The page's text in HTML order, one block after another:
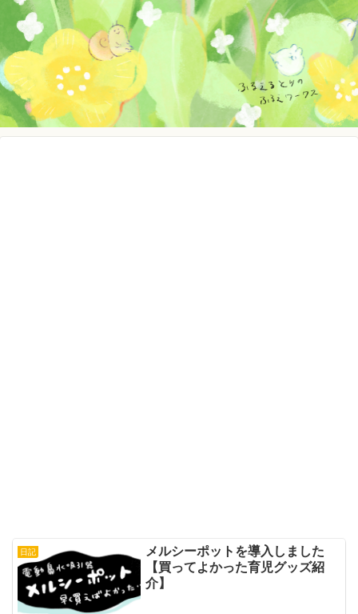
日記
メルシーポットを導入しました
【買ってよかった育児グッズ紹
介】